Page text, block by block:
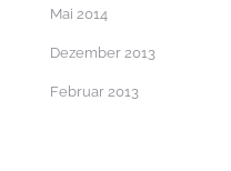
Mai 2014
Dezember 2013
Februar 2013